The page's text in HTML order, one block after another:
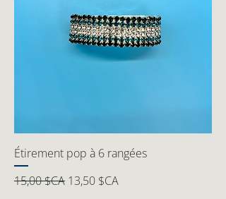
Étirement pop à 6 rangées
Prix original
15,00 $CA Prix promotionnel
13,50 $CA